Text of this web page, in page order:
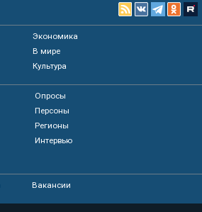
Экономика
В мире
Культура
Опросы
Персоны
Регионы
Интервью
Вакансии